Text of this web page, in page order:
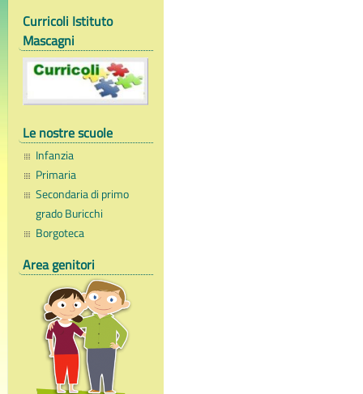
Curricoli Istituto
Mascagni
Le nostre scuole
Infanzia
Primaria
Secondaria di primo
grado Buricchi
Borgoteca
Area genitori